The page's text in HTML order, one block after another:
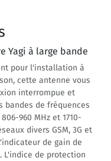
Yagi à large bande
pour l'installation à
cette antenne vous
interrompue et
bandes de fréquences
960 MHz et 1710-
divers GSM, 3G et
de gain de
L'indice de protection